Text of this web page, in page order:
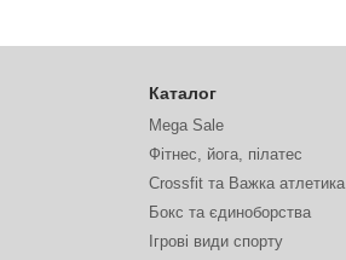
Каталог
Mega Sale
Фітнес, йога, пілатес
Crossfit та Важка атлетика
Бокс та єдиноборства
Ігрові види спорту